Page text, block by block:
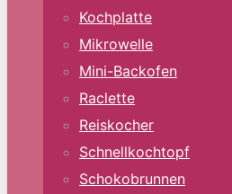
Kochplatte
Mikrowelle
Mini-Backofen
Raclette
Reiskocher
Schnellkochtopf
Schokobrunnen